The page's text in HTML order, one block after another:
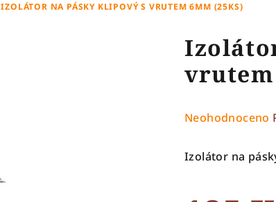
IZOLÁTOR NA PÁSKY KLIPOVÝ S VRUTEM 6MM (25KS)
vrutem
Průměrné
produktu
Neohodnoceno
Izolátor na